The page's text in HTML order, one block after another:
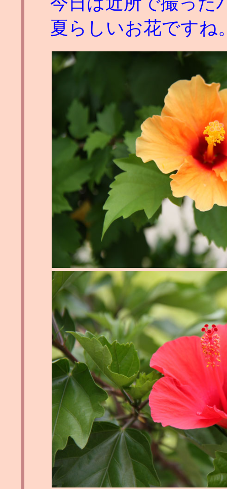
夏らしいお花ですね